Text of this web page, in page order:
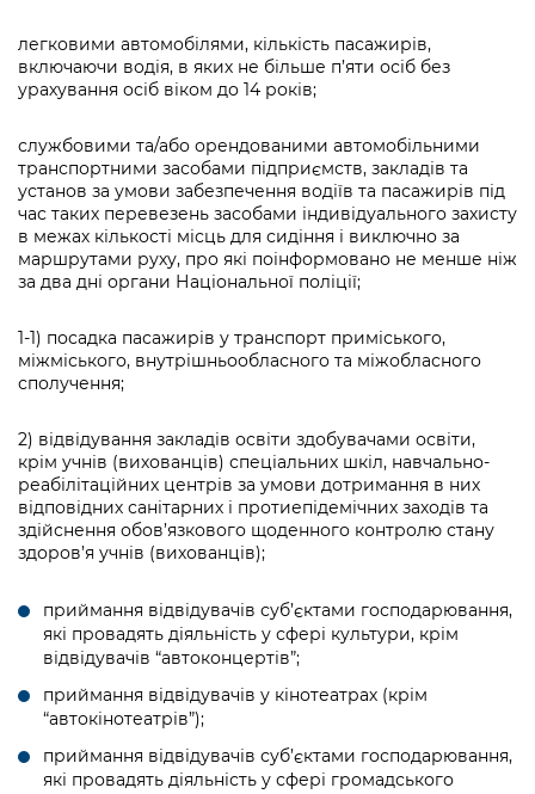
легковими автомобілями, кількість пасажирів,
включаючи водія, в яких не більше п’яти осіб без
урахування осіб віком до 14 років;
службовими та/або орендованими автомобільними
транспортними засобами підприємств, закладів та
установ за умови забезпечення водіїв та пасажирів під
час таких перевезень засобами індивідуального захисту
в межах кількості місць для сидіння і виключно за
маршрутами руху, про які поінформовано не менше ніж
за два дні органи Національної поліції;
1-1) посадка пасажирів у транспорт приміського,
міжміського, внутрішньообласного та міжобласного
сполучення;
2) відвідування закладів освіти здобувачами освіти,
крім учнів (вихованців) спеціальних шкіл, навчально-
реабілітаційних центрів за умови дотримання в них
відповідних санітарних і протиепідемічних заходів та
здійснення обов’язкового щоденного контролю стану
здоров’я учнів (вихованців);
приймання відвідувачів суб’єктами господарювання,
які провадять діяльність у сфері культури, крім
відвідувачів “автоконцертів”;
приймання відвідувачів у кінотеатрах (крім
“автокінотеатрів”);
приймання відвідувачів суб’єктами господарювання,
які провадять діяльність у сфері громадського